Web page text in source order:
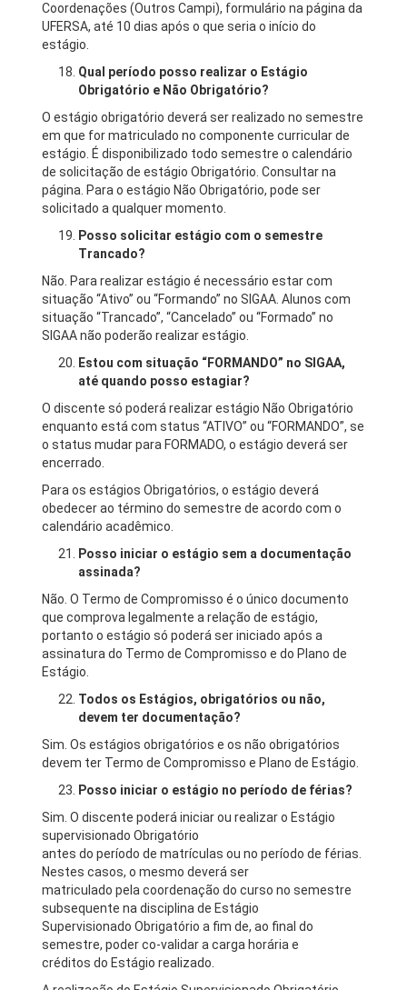
Coordenações (Outros Campi), formulário na página da
UFERSA, até 10 dias após o que seria o início do
estágio.
Qual período posso realizar o Estágio
Obrigatório e Não Obrigatório?
O estágio obrigatório deverá ser realizado no semestre
em que for matriculado no componente curricular de
estágio. É disponibilizado todo semestre o calendário
de solicitação de estágio Obrigatório. Consultar na
página. Para o estágio Não Obrigatório, pode ser
solicitado a qualquer momento.
Posso solicitar estágio com o semestre
Trancado?
Não. Para realizar estágio é necessário estar com
situação “Ativo” ou “Formando” no SIGAA. Alunos com
situação “Trancado”, “Cancelado” ou “Formado” no
SIGAA não poderão realizar estágio.
Estou com situação “FORMANDO” no SIGAA,
até quando posso estagiar?
O discente só poderá realizar estágio Não Obrigatório
enquanto está com status “ATIVO” ou “FORMANDO”, se
o status mudar para FORMADO, o estágio deverá ser
encerrado.
Para os estágios Obrigatórios, o estágio deverá
obedecer ao término do semestre de acordo com o
calendário acadêmico.
Posso iniciar o estágio sem a documentação
assinada?
Não. O Termo de Compromisso é o único documento
que comprova legalmente a relação de estágio,
portanto o estágio só poderá ser iniciado após a
assinatura do Termo de Compromisso e do Plano de
Estágio.
Todos os Estágios, obrigatórios ou não,
devem ter documentação?
Sim. Os estágios obrigatórios e os não obrigatórios
devem ter Termo de Compromisso e Plano de Estágio.
Posso iniciar o estágio no período de férias?
Sim. O discente poderá iniciar ou realizar o Estágio
supervisionado Obrigatório
antes do período de matrículas ou no período de férias.
Nestes casos, o mesmo deverá ser
matriculado pela coordenação do curso no semestre
subsequente na disciplina de Estágio
Supervisionado Obrigatório a fim de, ao final do
semestre, poder co-validar a carga horária e
créditos do Estágio realizado.